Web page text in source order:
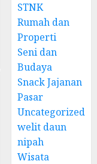
STNK
Rumah dan
Properti
Seni dan
Budaya
Snack Jajanan
Pasar
Uncategorized
welit daun
nipah
Wisata